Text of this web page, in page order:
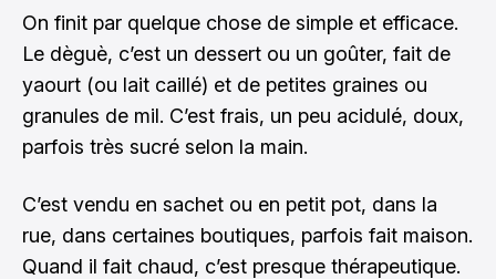
On finit par quelque chose de simple et efficace.
Le dèguè, c’est un dessert ou un goûter, fait de
yaourt (ou lait caillé) et de petites graines ou
granules de mil. C’est frais, un peu acidulé, doux,
parfois très sucré selon la main.
C’est vendu en sachet ou en petit pot, dans la
rue, dans certaines boutiques, parfois fait maison.
Quand il fait chaud, c’est presque thérapeutique.